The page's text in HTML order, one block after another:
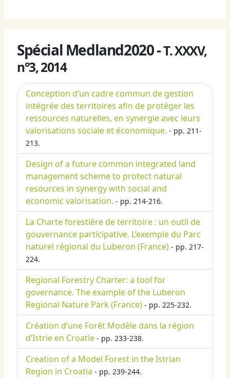
Spécial Medland2020 -T. XXXV,
n°3, 2014
Conception d’un cadre commun de gestion
intégrée des territoires afin de protéger les
ressources naturelles, en synergie avec leurs
valorisations sociale et économique. - pp. 211-
213.
Design of a future common integrated land
management scheme to protect natural
resources in synergy with social and
economic valorisation. - pp. 214-216.
La Charte forestière de territoire : un outil de
gouvernance participative. L’exemple du Parc
naturel régional du Luberon (France) - pp. 217-
224.
Regional Forestry Charter: a tool for
governance. The example of the Luberon
Regional Nature Park (France) - pp. 225-232.
Création d’une Forêt Modèle dans la région
d’Istrie en Croatie - pp. 233-238.
Creation of a Model Forest in the Istrian
Region in Croatia - pp. 239-244.